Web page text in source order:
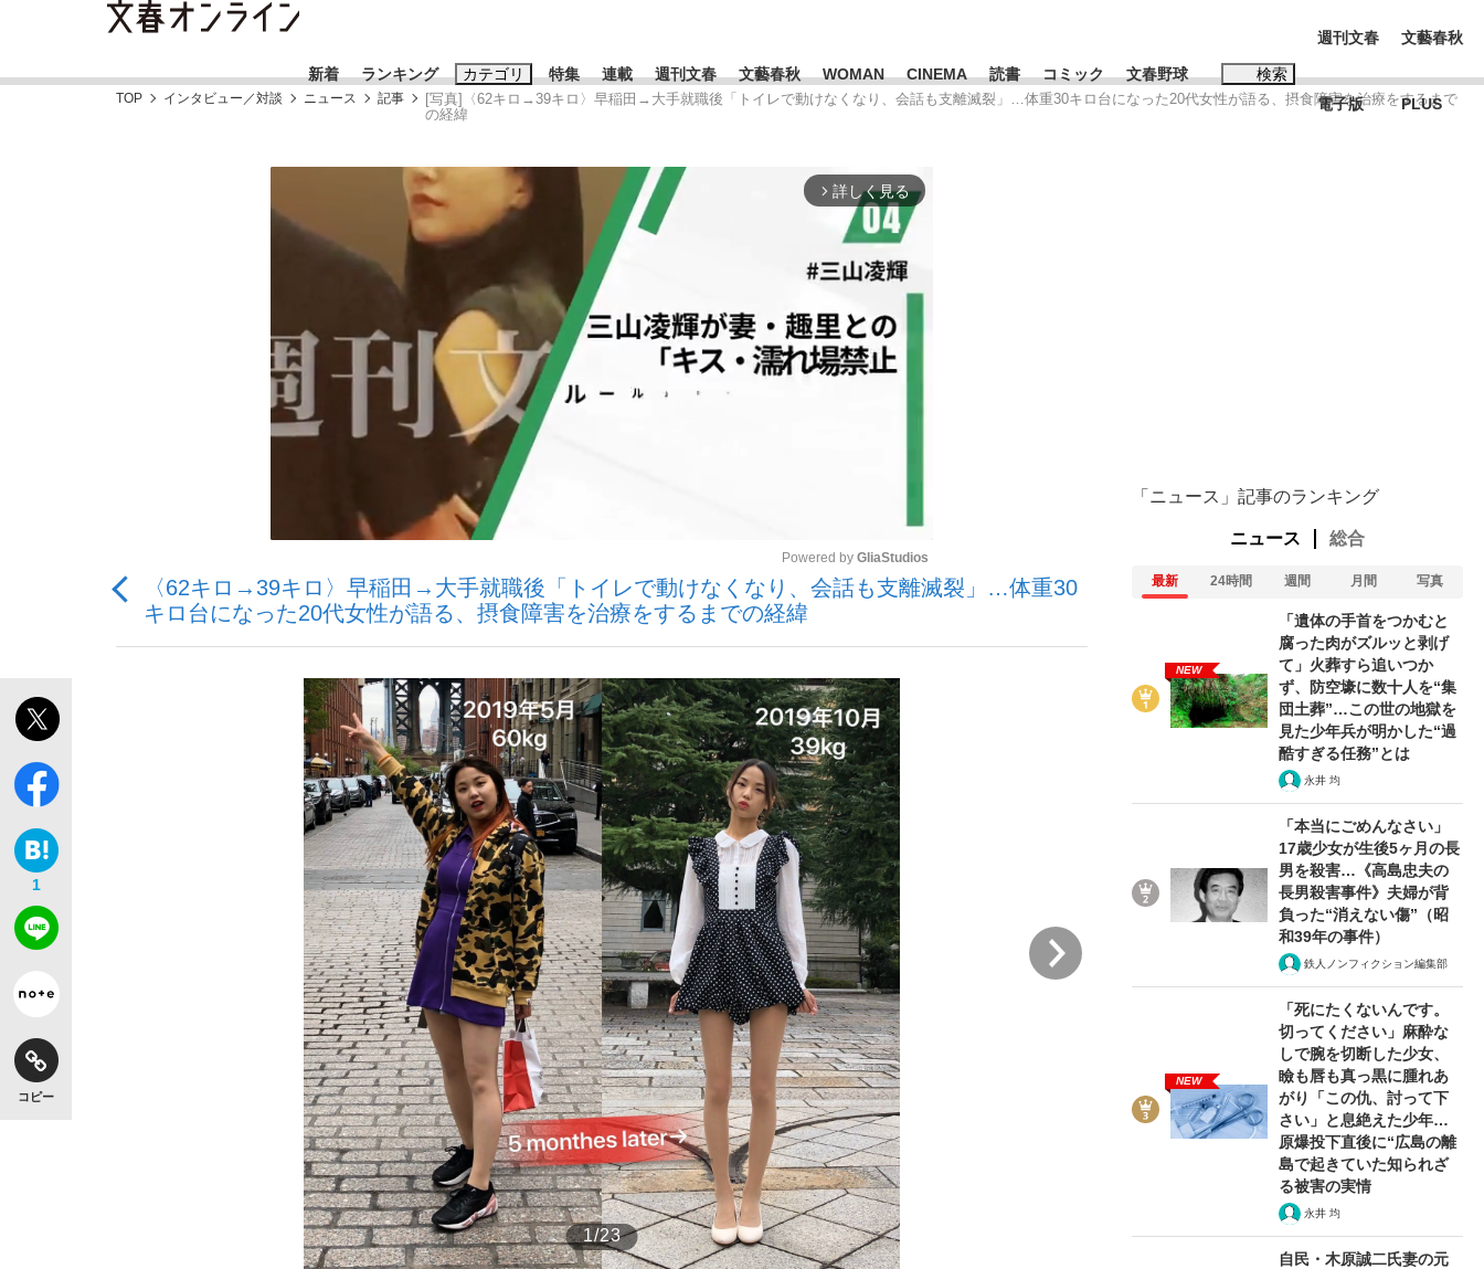
新着 ランキング カテゴリ
「90%は失敗する。でも…」本田圭佑が初めて明かした日本代表監督に...
「敗因分析は一切聞かれなかった」侍ジャパン選手が証言した“NPB聞... 「クマが悪者扱いされているのが悲しい」『北の国から』倉本聰氏（91...
「目標達成できなかったからと言って…」サッカー日本代表・森保一監督...
もっと見る
特集
終戦から81年
キングの誕生を、目撃せよ。
いまさら聞けない資産運用のすべて
もっと見る
連載 週刊文春 文藝春秋 WOMAN CINEMA 読書 コミック 文春野球 検索
おすすめのキーワードタグ一覧
#藤田晋 #三山凌輝 #高市早苗 #森岡毅 #城彰二 #内田有紀
#玉木雄一郎
#亀和田武
週刊文春
電子版
文藝春秋
PLUS
TOP インタビュー／対談 ニュース 記事
[写真]〈62キロ→39キロ〉早稲田→大手就職後「トイレで動けなくなり、会話も支離滅裂」…体重30キロ台になった20代女性が語る、摂食障害を治療をするまで
の経緯
arrow_forward_ios 詳しく見る
Powered by GliaStudios
〈62キロ→39キロ〉早稲田→大手就職後「トイレで動けなくなり、会話も支離滅裂」…体重30
キロ台になった20代女性が語る、摂食障害を治療をするまでの経緯
1
コピー
1/23
2/23
「ニュース」記事のランキング
ニュース 総合
最新 24時間 週間 月間 写真
NEW
「遺体の手首をつかむと
腐った肉がズルッと剥げ
て」火葬すら追いつか
ず、防空壕に数十人を“集
団土葬”…この世の地獄を
見た少年兵が明かした“過
酷すぎる任務”とは
永井 均
「本当にごめんなさい」
17歳少女が生後5ヶ月の長
男を殺害…《高島忠夫の
長男殺害事件》夫婦が背
負った“消えない傷”（昭
和39年の事件）
鉄人ノンフィクション編集部
NEW
「死にたくないんです。
切ってください」麻酔な
しで腕を切断した少女、
瞼も唇も真っ黒に腫れあ
がり「この仇、討って下
さい」と息絶えた少年…
原爆投下直後に“広島の離
島で起きていた知られざ
る被害の実情
永井 均
自民・木原誠二氏妻の元